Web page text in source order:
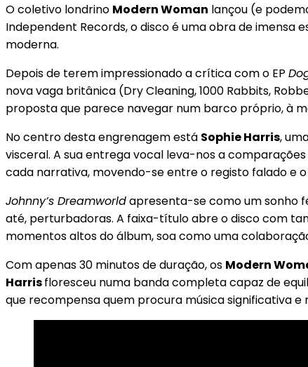
O coletivo londrino Modern Woman lançou (e
Independent Records, o disco é uma obra de
moderna.
Depois de terem impressionado a crítica com o EP
nova vaga britânica (Dry Cleaning, 1000 Rabbits,
proposta que parece navegar num barco próprio, à
No centro desta engrenagem está Sophie Harris,
visceral. A sua entrega vocal leva-nos a
cada narrativa, movendo-se entre o registo falado e
Johnny’s Dreamworldapresenta-se como um sonho
até, perturbadoras. A faixa-título abre o disco com
momentos altos do álbum, soa como uma
Com apenas 30 minutos de duração, os Modern
Harrisfloresceu numa banda completa capaz de
que recompensa quem procura música significativa e